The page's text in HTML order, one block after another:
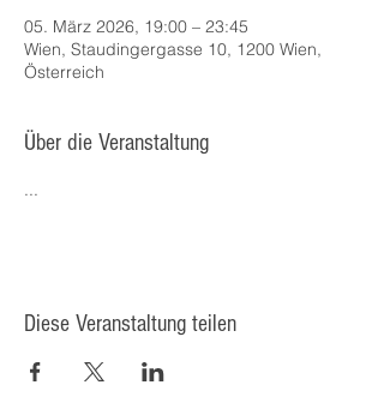
05. März 2026, 19:00 – 23:45
Wien, Staudingergasse 10, 1200 Wien,
Österreich
Über die Veranstaltung
...
Diese Veranstaltung teilen